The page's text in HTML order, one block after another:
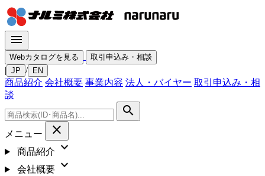
menu
Webカタログを見る 取引申込み・相談
| JP / EN
商品紹介 会社概要 事業内容 法人・バイヤー 取引申込み・相
談
search
メニュー close
商品紹介 expand_more
会社概要 expand_more